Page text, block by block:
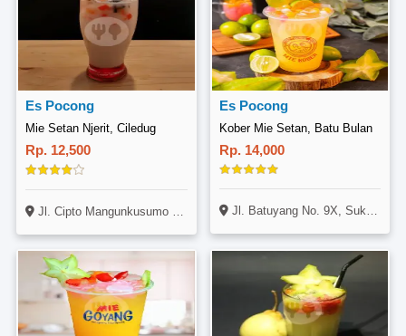
Es Pocong
Mie Setan Njerit, Ciledug
Rp. 12,500
Jl. Cipto Mangunkusumo No. 14 Kec. Ciledug
Es Pocong
Kober Mie Setan, Batu Bulan
Rp. 14,000
Jl. Batuyang No. 9X, Sukawati, Bali